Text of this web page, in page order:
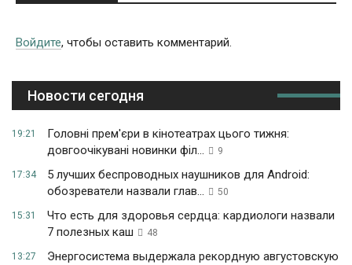
Войдите, чтобы оставить комментарий.
Новости сегодня
19:21
Головні прем'єри в кінотеатрах цього тижня:
довгоочікувані новинки філ...
9
17:34
5 лучших беспроводных наушников для Android:
обозреватели назвали глав...
50
15:31
Что есть для здоровья сердца: кардиологи назвали
7 полезных каш
48
13:27
Энергосистема выдержала рекордную августовскую